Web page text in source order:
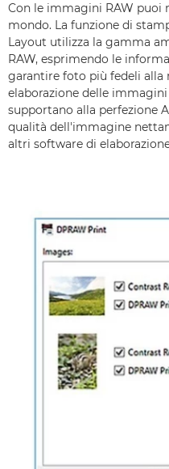
Con le immagini RAW puoi
mondo. La funzione di
Layout utilizza la gamma
RAW, esprimendo le
garantire foto più fedeli alla
elaborazione delle
supportano alla perfezione
qualità dell'immagine
altri software di